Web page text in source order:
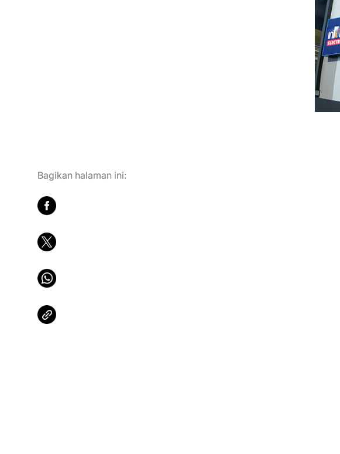
Bagikan halaman ini: